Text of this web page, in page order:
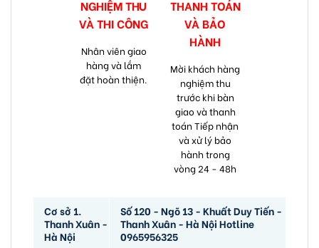
NGHIỆM THU
VÀ THI CÔNG
Nhân viên giao
hàng và lắm
đặt hoàn thiện.
THANH TOÁN
VÀ BẢO
HÀNH
Mời khách hàng
nghiệm thu
trước khi bàn
giao và thanh
toán Tiếp nhận
và xử lý bảo
hành trong
vòng 24 - 48h
Cơ sở 1.
Thanh Xuân -
Hà Nội
Số 120 - Ngõ 13 - Khuất Duy Tiến -
Thanh Xuân - Hà Nội Hotline
0965956325